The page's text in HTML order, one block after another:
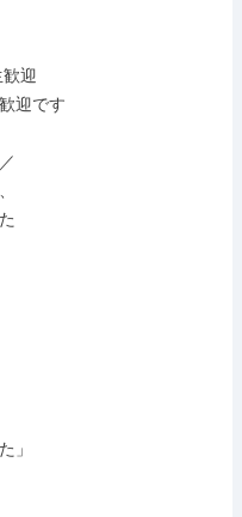
迎
迎です
」